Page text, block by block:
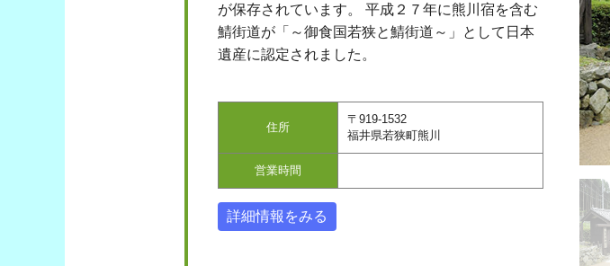
が保存されています。 平成２７年に熊川宿を含む
鯖街道が「～御食国若狭と鯖街道～」として日本
遺産に認定されました。
住所
〒919-1532
福井県若狭町熊川
営業時間
詳細情報をみる